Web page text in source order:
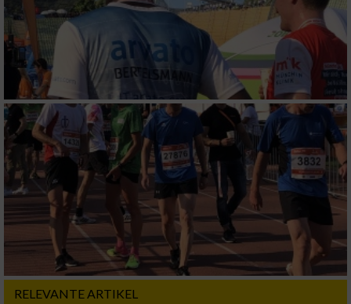
RELEVANTE ARTIKEL
Verwendung von Profilen zur Auswahl
personalisierter Inhalte
Messung der Werbeleistung
Messung der Performance von Inhalten
Analyse von Zielgruppen durch Statistiken
oder Kombinationen von Daten aus
verschiedenen Quellen
Entwicklung und Verbesserung der Angebote
Verwendung reduzierter Daten zur Auswahl
von Inhalten